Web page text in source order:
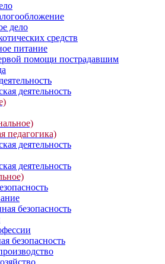
дело
средств
питание
помощи пострадавшим
деятельность
педагогика)
деятельность
деятельность
безопасность
безопасность